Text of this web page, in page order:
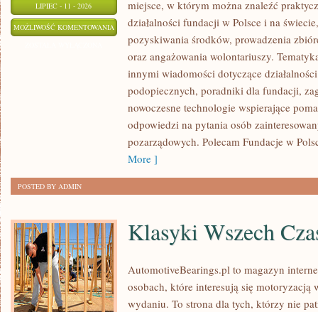
LIPIEC - 11 - 2026
MOŻLIWOŚĆ KOMENTOWANIA ZARZĄD
GOVERNANCE
miejsce, w którym można znaleźć
działalności fundacji w Polsce i na
pozyskiwania środków, prowadzenia
oraz angażowania wolontariuszy.
innymi wiadomości dotyczące
podopiecznych, poradniki dla fundacji,
nowoczesne technologie wspierające
odpowiedzi na pytania osób
pozarządowych. Polecam Fundacje w
More ]
POSTED BY ADMIN
Klasyki Wszech
AutomotiveBearings.pl to magazyn
osobach, które interesują się
wydaniu. To strona dla tych, którzy nie